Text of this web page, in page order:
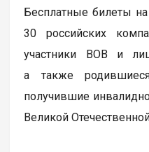
Бесплатные билеты
30 российских
участники ВОВ и
а также
получившие
Великой